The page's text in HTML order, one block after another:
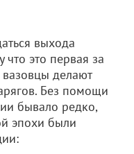
выхода
что это первая за
делают
Без помощи
бывало редко,
эпохи были